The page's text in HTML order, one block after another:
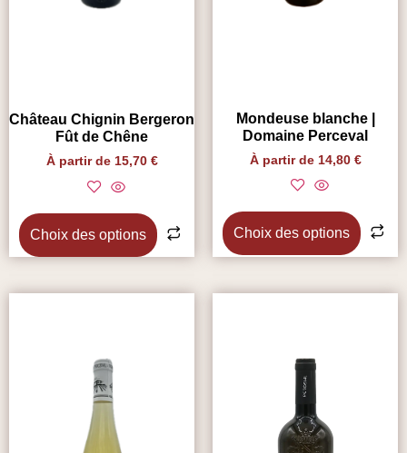
Château Chignin Bergeron
Fût de Chêne
À partir de 15,70 €
Choix des options
Mondeuse blanche |
Domaine Perceval
À partir de 14,80 €
Choix des options